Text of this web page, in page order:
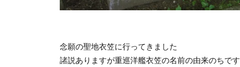
念願の聖地衣笠に行ってきました
諸説ありますが重巡洋艦衣笠の名前の由来のちです